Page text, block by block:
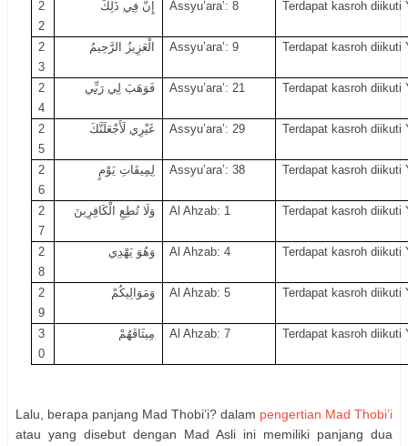
2
2
إِنَّ فِي ذَلِكَ Assyu’ara’: 8 Terdapat kasroh diikuti
2
3
الْعَزِيزُ الرَّحِيمُ Assyu’ara’: 9 Terdapat kasroh diikuti
2
4
فَوَهَبَ لِي رَبِّي Assyu’ara’: 21 Terdapat kasroh diikuti
2
5
غَيْرِي لَأَجْعَلَنَّكَ Assyu’ara’: 29 Terdapat kasroh diikuti
2
6
لِمِيقَاتِ يَوْمٍ Assyu’ara’: 38 Terdapat kasroh diikuti
2
7
وَلَا تُطِعِ الْكَافِرِينَ Al Ahzab: 1 Terdapat kasroh diikuti
2
8
وَهُوَ يَهْدِي Al Ahzab: 4 Terdapat kasroh diikuti
2
9
وَمَوَا لِيكُمْ Al Ahzab: 5 Terdapat kasroh diikuti
3
0
مِيثَاقَهُمْ Al Ahzab: 7 Terdapat kasroh diikuti
Lalu, berapa panjang Mad Thobi’i? dalam pengertian Mad Thobi’i
atau yang disebut dengan Mad Asli ini memiliki panjang dua